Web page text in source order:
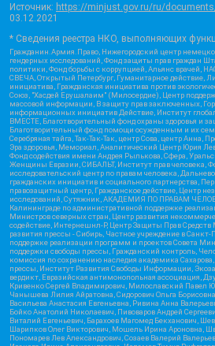
Источник: https://minjust.gov.ru/ru/
03.12.2021
* Сведения реестра НКО, выполняющих
Гражданин.Армия.Право, Нижегородский центр
гендерных исследований, Фонд защиты прав граждан
политики, Фонд борьбы с коррупцией, Альянс
СВЕЧА, Открытый Петербург, Гуманитарное действие,
инициатива, Гражданская инициатива против
Союз, "Хасдей Ерушалаим" (Милосердие), Центр
массовой информации, В защиту прав заключенных,
информационных инициатив Действие, Институт
ВМЕСТЕ, Благотворительный фонд охраны здоровья и
Благотворительный фонд помощи осужденным и их
Серебряная тайга, Так-Так-Так, центр Сова, центр Анна,
Эра здоровья, Мемориал, Аналитический Центр Юрия
Фонд содействия имени Андрея Рылькова, Сфера,
Женщины Евразии, СИБАЛЬТ, Институт прав человека,
исследовательский центр по правам человека,
гражданских инициатив и социального партнерства,
правозащитный центр, Гражданское действие, Центр
исследований, Сутяжник, АКАДЕМИЯ ПО ПРАВАМ
Калининграде по административной поддержке
Министров северных стран, Центр развития
содействие, Интернешнл-Р, Центр Защиты Прав
развития прессы - Сибирь, Частное учреждение в
поддержке реализации программ и проектов Совета
поддержки свободы прессы, Гражданский контроль,
комиссия по сохранению наследия академика
прессы, Институт Развития Свободы Информации,
вердикт, Евразийская антимонопольная ассоциация,
Кривенко Сергей Владимирович, Милославский Павел
Чанышева Лилия Айратовна, Сидорович Ольга
Васильева Анастасия Евгеньевна, Ривина Анна
Бойко Анатолий Николаевич, Пивоваров Андрей
Виталий Евгеньевич, Барахоев Магомед Бекханович,
Шарипков Олег Викторович, Мошель Ирина Ароновна,
Пономарев Лев Александрович, Созаев Валерий